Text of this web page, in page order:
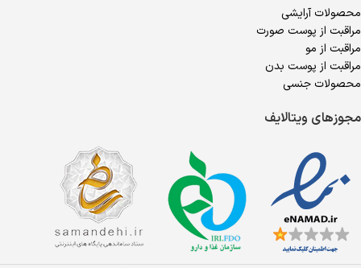
محصولات آرایشی
مراقبت از پوست صورت
مراقبت از مو
مراقبت از پوست بدن
محصولات جنسی
مجوزهای ویتالایف